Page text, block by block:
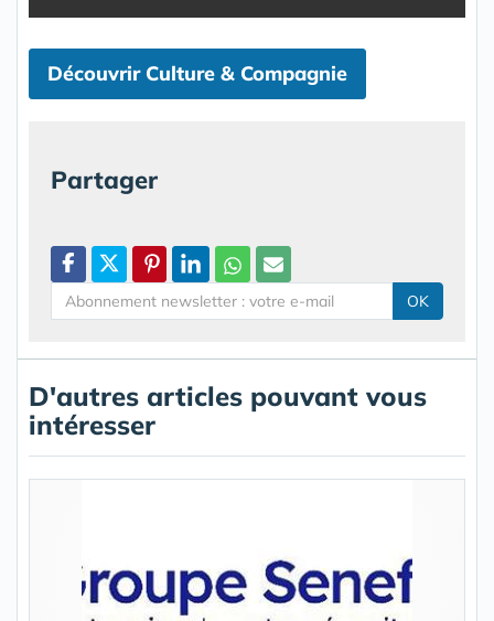
Découvrir Culture & Compagnie
Partager
OK
D'autres articles pouvant vous
intéresser